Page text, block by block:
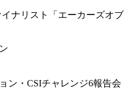
ナリスト「エーカーズオブ